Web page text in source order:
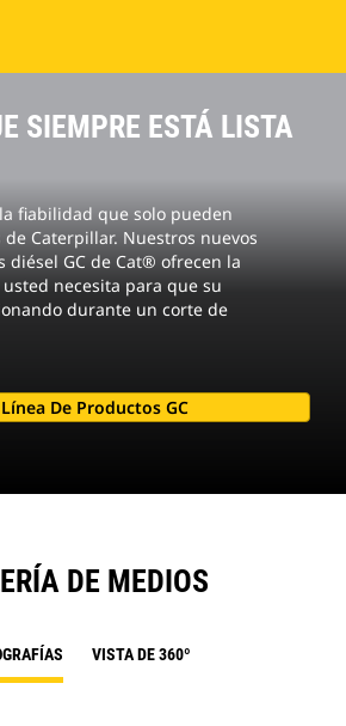
SIEMPRE ESTÁ LISTA
fiabilidad que solo pueden
Caterpillar. Nuestros nuevos
diésel GC de Cat® ofrecen la
necesita para que su
durante un corte de
De Productos GC
DE MEDIOS
VISTA DE 360º